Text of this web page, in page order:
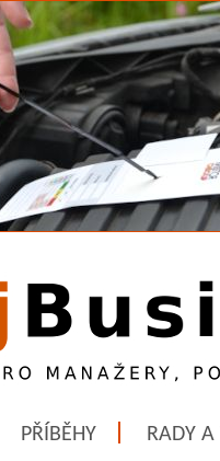
PŘÍBĚHY RADY A